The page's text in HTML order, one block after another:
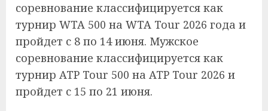
соревнование классифицируется как
турнир WTA 500 на WTA Tour 2026 года и
пройдет с 8 по 14 июня. Мужское
соревнование классифицируется как
турнир ATP Tour 500 на ATP Tour 2026 и
пройдет с 15 по 21 июня.